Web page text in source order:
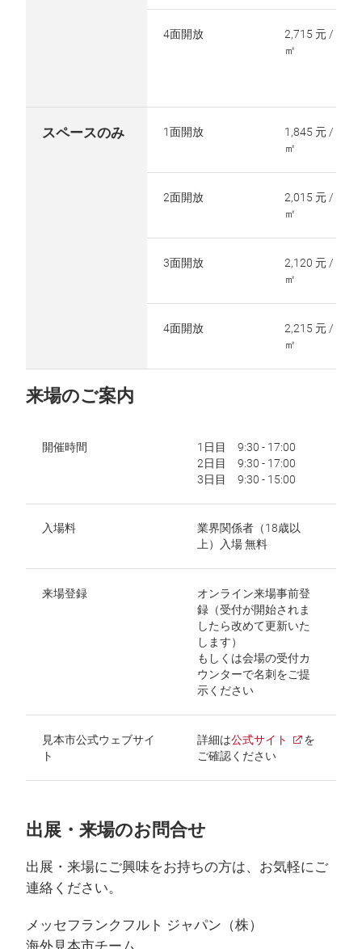
4面開放
2,715 元 /
㎡
スペースのみ 1面開放
1,845 元 /
㎡
2面開放
2,015 元 /
㎡
3面開放
2,120 元 /
㎡
4面開放
2,215 元 /
㎡
来場のご案内
開催時間
1日目 9:30 - 17:00
2日目 9:30 - 17:00
3日目 9:30 - 15:00
入場料
業界関係者（18歳以
上）入場 無料
来場登録
オンライン来場事前登
録（受付が開始されま
したら改めて更新いた
します）
もしくは会場の受付カ
ウンターで名刺をご提
示ください
見本市公式ウェブサイ
ト
詳細は公式サイト
を
ご確認ください
出展・来場のお問合せ
出展・来場にご興味をお持ちの方は、お気軽にご
連絡ください。
メッセフランクフルト ジャパン（株）